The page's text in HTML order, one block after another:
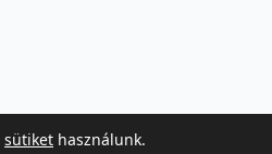
sütiket használunk.